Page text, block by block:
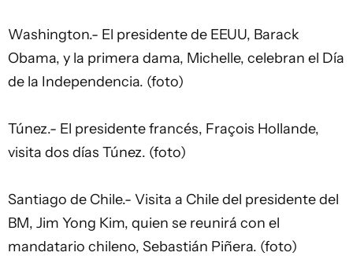
Washington.- El presidente de EEUU, Barack
Obama, y la primera dama, Michelle, celebran el Día
de la Independencia. (foto)
Túnez.- El presidente francés, Fraçois Hollande,
visita dos días Túnez. (foto)
Santiago de Chile.- Visita a Chile del presidente del
BM, Jim Yong Kim, quien se reunirá con el
mandatario chileno, Sebastián Piñera. (foto)